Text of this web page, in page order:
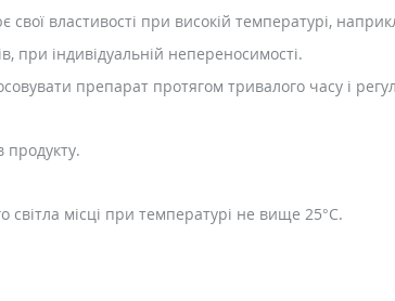
властивості при високій температурі,
при індивідуальній непереносимості.
препарат протягом тривалого часу і
продукту.
світла місці при температурі не вище 25°С.